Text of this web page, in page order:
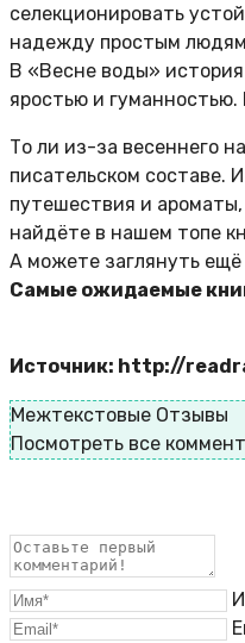
селекционировать
надежду простым
В «Весне воды»
яростью и гуманностью.
То ли из-за весеннего
писательском составе. И
путешествия и
найдёте в нашем топе
А можете заглянуть
Самые ожидаемые
Источник: http://
Межтекстовые Отзывы
Посмотреть все